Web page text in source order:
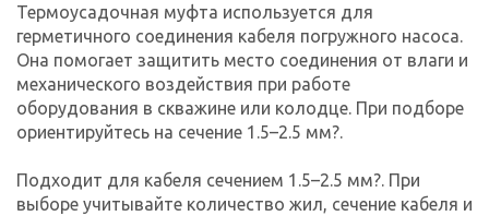
Термоусадочная муфта используется для
герметичного соединения кабеля погружного насоса.
Она помогает защитить место соединения от влаги и
механического воздействия при работе
оборудования в скважине или колодце. При подборе
ориентируйтесь на сечение 1.5–2.5 мм?.
Подходит для кабеля сечением 1.5–2.5 мм?. При
выборе учитывайте количество жил, сечение кабеля и